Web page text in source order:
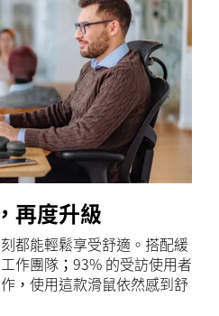
再度升級
都能輕鬆享受舒適。搭配緩
作團隊；93% 的受訪使用者
，使用這款滑鼠依然感到舒
105 位不同手型大小的外部參